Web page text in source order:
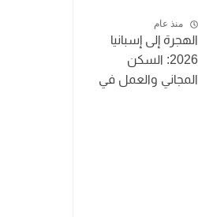
قائد متدرب)
منذ عام
الهجرة إلى إسبانيا
2026: السكن
المجاني والعمل في